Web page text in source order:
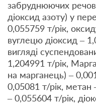
забруднюючих
діоксид азоту) у
0,055759 т/рік,
вуглецю діоксид –
вигляді
1,204991 т/рік,
на марганець) –
0,05081 т/рік, метан
– 0,055604 т/рік,